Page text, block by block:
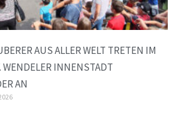
AUS ALLER WELT TRETEN IM A
INNENSTADT G
AN